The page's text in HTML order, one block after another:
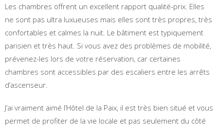
Les chambres offrent un excellent rapport qualité-prix. Elles
ne sont pas ultra luxueuses mais elles sont très propres, très
confortables et calmes la nuit. Le bâtiment est typiquement
parisien et très haut. Si vous avez des problèmes de mobilité,
prévenez-les lors de votre réservation, car certaines
chambres sont accessibles par des escaliers entre les arrêts
d’ascenseur.
J’ai vraiment aimé l’Hôtel de la Paix, il est très bien situé et vous
permet de profiter de la vie locale et pas seulement du côté